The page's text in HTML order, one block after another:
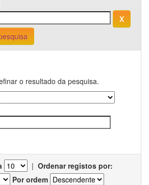
o resultado da pesquisa.
| Ordenar registos por:
Por ordem